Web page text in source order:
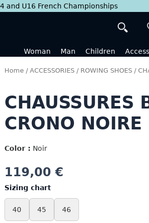
and U16 French Championships
Woman Man Children
Home / ACCESSORIES / ROWING SHOES /
CHAUSSURES
CRONO NOIRE
Color : Noir
119,00€
Sizing chart
40 45 46